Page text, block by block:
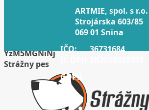
ARTMIE, spol. s r.o.
Strojárska 603/85
069 01 Snina
IČO:
36731684
GDPR
YzM5MGNiNj
Strážny pes